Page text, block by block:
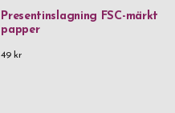
Presentinslagning FSC-märkt
papper
49 kr